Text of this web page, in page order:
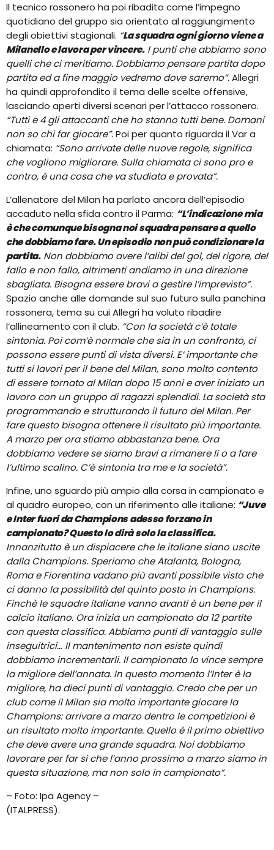
Il tecnico rossonero ha poi ribadito come l’impegno
quotidiano del gruppo sia orientato al raggiungimento
degli obiettivi stagionali. “La squadra ogni giorno viene a
Milanello e lavora per vincere.I punti che abbiamo sono
quelli che ci meritiamo. Dobbiamo pensare partita dopo
partita ed a fine maggio vedremo dove saremo”.Allegri
ha quindi approfondito il tema delle scelte offensive,
lasciando aperti diversi scenari per l’attacco rossonero.
“Tutti e 4 gli attaccanti che ho stanno tutti bene. Domani
non so chi far giocare”.Poi per quanto riguarda il Var a
chiamata: “Sono arrivate delle nuove regole, significa
che vogliono migliorare. Sulla chiamata ci sono pro e
contro, è una cosa che va studiata e provata”.
L’allenatore del Milan ha parlato ancora dell’episodio
accaduto nella sfida contro il Parma: “L’indicazione mia
è che comunque bisogna noi squadra pensare a quello
che dobbiamo fare. Un episodio non può condizionare la
partita.Non dobbiamo avere l’alibi del gol, del rigore, del
fallo e non fallo, altrimenti andiamo in una direzione
sbagliata. Bisogna essere bravi a gestire l’imprevisto”.
Spazio anche alle domande sul suo futuro sulla panchina
rossonera, tema su cui Allegri ha voluto ribadire
l’allineamento con il club. “Con la società c’è totale
sintonia. Poi com’è normale che sia in un confronto, ci
possono essere punti di vista diversi. E’ importante che
tutti si lavori per il bene del Milan, sono molto contento
di essere tornato al Milan dopo 15 anni e aver iniziato un
lavoro con un gruppo di ragazzi splendidi. La società sta
programmando e strutturando il futuro del Milan. Per
fare questo bisogna ottenere il risultato più importante.
A marzo per ora stiamo abbastanza bene. Ora
dobbiamo vedere se siamo bravi a rimanere lì o a fare
l’ultimo scalino. C’è sintonia tra me e la società”.
Infine, uno sguardo più ampio alla corsa in campionato e
al quadro europeo, con un riferimento alle italiane: “Juve
e Inter fuori da Champions adesso forzano in
campionato? Questo lo dirà solo la classifica.
Innanzitutto è un dispiacere che le italiane siano uscite
dalla Champions. Speriamo che Atalanta, Bologna,
Roma e Fiorentina vadano più avanti possibile visto che
ci danno la possibilità del quinto posto in Champions.
Finchè le squadre italiane vanno avanti è un bene per il
calcio italiano. Ora inizia un campionato da 12 partite
con questa classifica. Abbiamo punti di vantaggio sulle
inseguitrici… Il mantenimento non esiste quindi
dobbiamo incrementarli. Il campionato lo vince sempre
la migliore dell’annata. In questo momento l’Inter è la
migliore, ha dieci punti di vantaggio. Credo che per un
club come il Milan sia molto importante giocare la
Champions: arrivare a marzo dentro le competizioni è
un risultato molto importante. Quello è il primo obiettivo
che deve avere una grande squadra. Noi dobbiamo
lavorare per far sì che l’anno prossimo a marzo siamo in
questa situazione, ma non solo in campionato”.
– Foto: Ipa Agency –
(ITALPRESS).